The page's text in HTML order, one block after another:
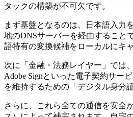
タックの構築が不可欠です。
まず基盤となるのは、日本語入力
地のDNSサーバーを経由すること
語特有の変換候補をローカルにキ
次に「金融・法務レイヤー」では
Adobe Signといった電子契約サー
を維持するための「デジタル身分
さらに、これら全ての通信を安全